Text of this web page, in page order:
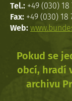
Tel.: +49 (030) 18
Fax: +49 (030) 18
Web:
Pokud se
obcí, hradí
archivu